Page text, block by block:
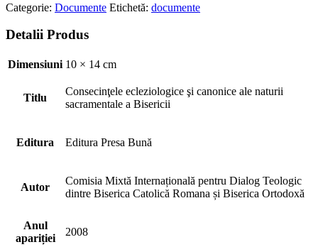
Categorie: Documente Etichetă: documente
Detalii Produs
Dimensiuni 10 × 14 cm
Titlu
Consecinţele ecleziologice şi canonice ale naturii
sacramentale a Bisericii
Editura Editura Presa Bună
Autor
Comisia Mixtă Internațională pentru Dialog Teologic
dintre Biserica Catolică Romana și Biserica Ortodoxă
Anul
apariției
2008